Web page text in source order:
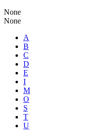
None
None
A
B
C
D
E
I
M
O
S
T
U